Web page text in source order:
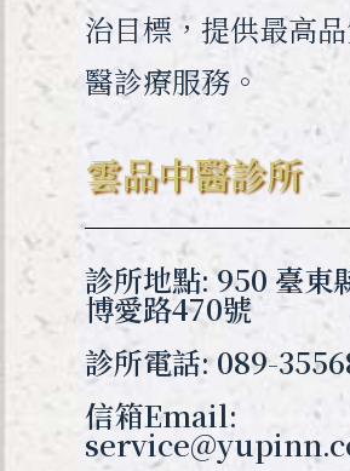
治目標，提供最高
醫診療服務。
雲品中醫診所
診所地點: 950 臺東
博愛路470號
診所電話: 089-
信箱Email: